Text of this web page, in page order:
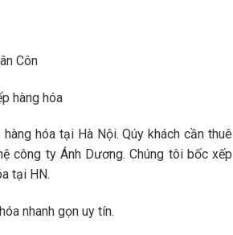
Côn
hàng hóa
hóa tại Hà Nội. Qúy khách cần thuê
công ty Ánh Dương. Chúng tôi bốc xếp
tại HN.
nhanh gọn uy tín.